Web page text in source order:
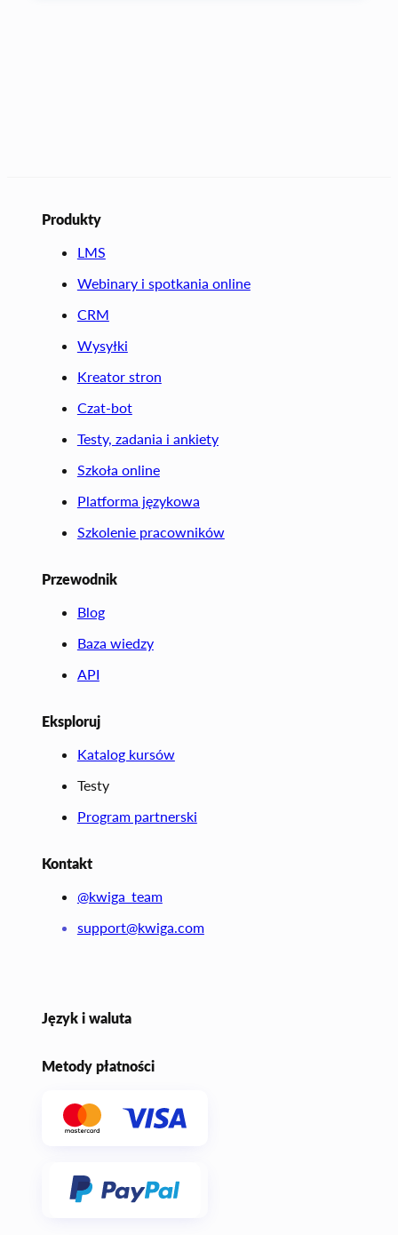
Produkty
LMS
Webinary i spotkania online
CRM
Wysyłki
Kreator stron
Czat-bot
Testy, zadania i ankiety
Szkoła online
Platforma językowa
Szkolenie pracowników
Przewodnik
Blog
Baza wiedzy
API
Eksploruj
Katalog kursów
Testy
Program partnerski
Kontakt
@kwiga_team
support@kwiga.com
Język i waluta
Metody płatności